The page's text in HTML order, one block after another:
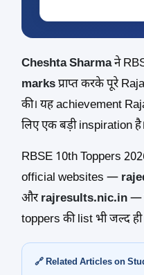
Cheshta Sharmaने
marksप्राप्त करके पूरे
की। यह achievement
लिए एक बड़ी inspiration है।
RBSE 10th Toppers
official websites —
औरrajresults.nic.in—
toppers की list भी जल्द ही
🔗 Related Articles on